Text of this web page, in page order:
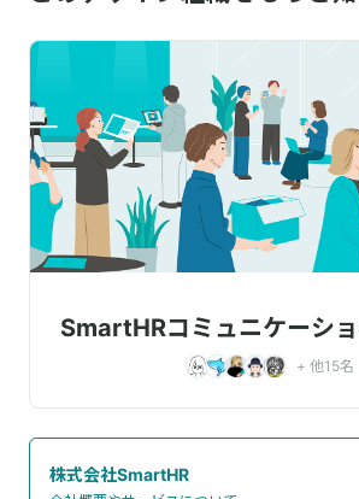
SmartHRコミュニケーシ
+ 他15名
株式会社SmartHR